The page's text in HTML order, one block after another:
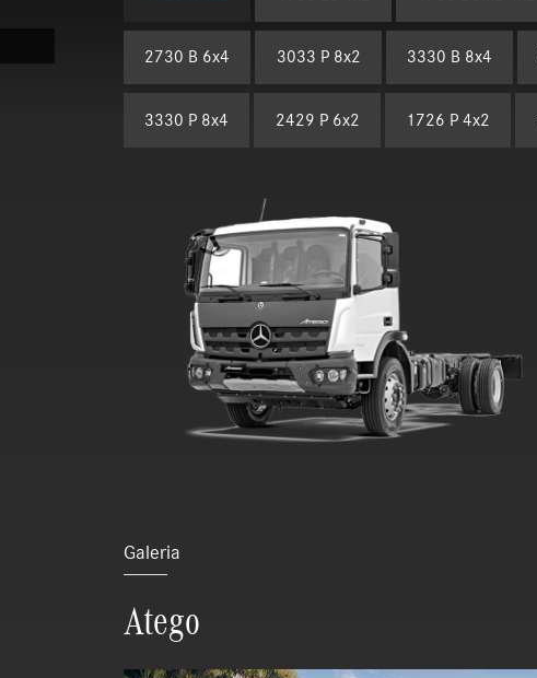
2730 B 6x4 3033 P 8x2 3330 B 8x4
3330 P 8x4 2429 P 6x2 1726 P 4x2
Galeria
Atego